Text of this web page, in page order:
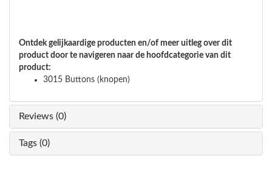
Ontdek gelijkaardige producten en/of meer uitleg over dit
product door te navigeren naar de hoofdcategorie van dit
product:
3015 Buttons (knopen)
Reviews (0)
Tags (0)